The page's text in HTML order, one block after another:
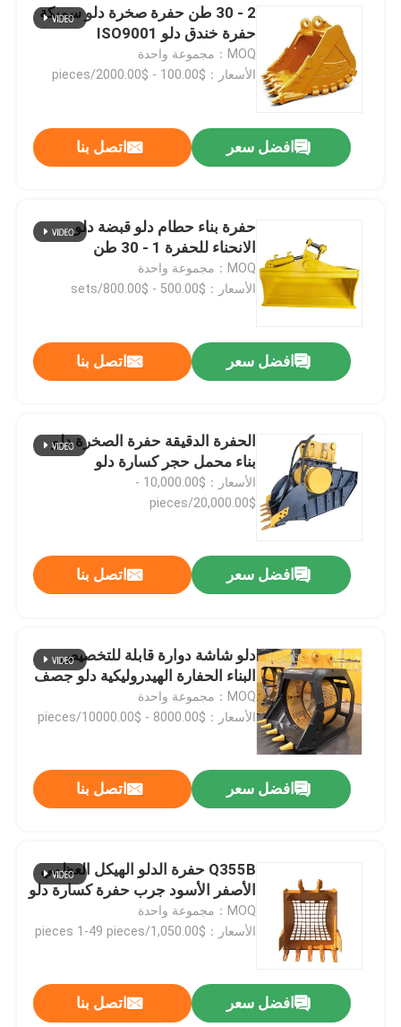
2 - 30 طن حفرة صخرة دلو سميكة
حفرة خندق دلو ISO9001
MOQ：مجموعة واحدة
الأسعار：$100.00 - $2000.00/pieces
افضل سعر اتصل بنا
حفرة بناء حطام دلو قبضة دلو
الانحناء للحفرة 1 - 30 طن
MOQ：مجموعة واحدة
الأسعار：$500.00 - $800.00/sets
افضل سعر اتصل بنا
الحفرة الدقيقة حفرة الصخرة دلو
بناء محمل حجر كسارة دلو
الأسعار：$10,000.00 -
$20,000.00/pieces
افضل سعر اتصل بنا
دلو شاشة دوارة قابلة للتخصيص
البناء الحفارة الهيدروليكية دلو جصف
MOQ：مجموعة واحدة
الأسعار：$8000.00 - $10000.00/pieces
افضل سعر اتصل بنا
Q355B حفرة الدلو الهيكل العظمي
الأصفر الأسود جرب حفرة كسارة دلو
MOQ：مجموعة واحدة
الأسعار：$1,050.00/pieces 1-49 pieces
افضل سعر اتصل بنا